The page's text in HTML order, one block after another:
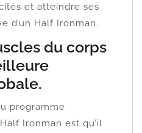
et atteindre ses
d’un Half Ironman.
du corps
programme
Ironman est qu’il